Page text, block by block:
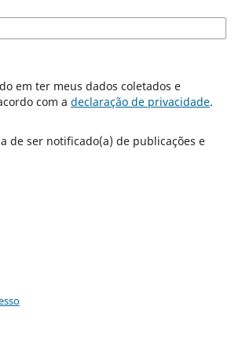
com a declaração de privacidade.